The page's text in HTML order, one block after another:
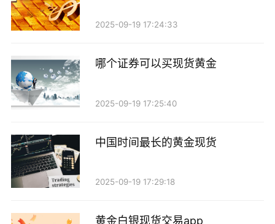
时，可以通过厂家提供的样品进行口感和质量的比对，
从而选择最适合自己的产品。
选择合适的厂家
在众多的江苏黄金糖厂家中，选择合适的供应商至
碑，选择有良好信誉的厂家进行合作。其次，可以通过
访问工厂、参观生产线等方式，了解生产过程和产品质
量。最后，了解厂家的售后服务和物流配送能力，确保
2025-09-19 17:24:33
哪个证券可以买现货黄金
2025-09-19 17:25:40
中国时间最长的黄金现货
2025-09-19 17:29:18
黄金白银现货交易app